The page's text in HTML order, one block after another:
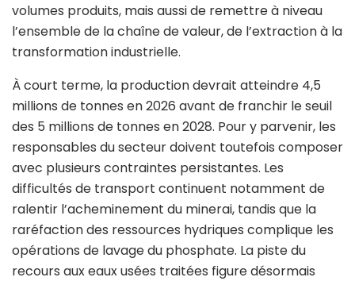
volumes produits, mais aussi de remettre à niveau
l’ensemble de la chaîne de valeur, de l’extraction à la
transformation industrielle.
À court terme, la production devrait atteindre 4,5
millions de tonnes en 2026 avant de franchir le seuil
des 5 millions de tonnes en 2028. Pour y parvenir, les
responsables du secteur doivent toutefois composer
avec plusieurs contraintes persistantes. Les
difficultés de transport continuent notamment de
ralentir l’acheminement du minerai, tandis que la
raréfaction des ressources hydriques complique les
opérations de lavage du phosphate. La piste du
recours aux eaux usées traitées figure désormais